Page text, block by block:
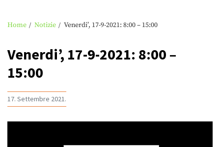
Home Notizie Venerdi’, 17-9-2021: 8:00 – 15:00
Venerdi’, 17-9-2021: 8:00 –
15:00
17. Settembre 2021.